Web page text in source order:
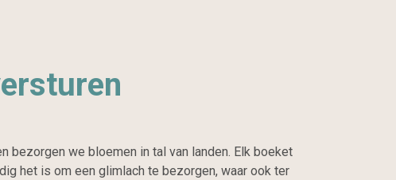
we bloemen in tal van landen. Elk boeket
het is om een glimlach te bezorgen, waar ook ter